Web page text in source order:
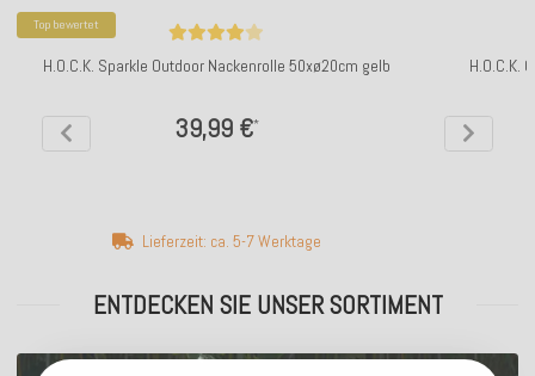
Top bewertet
H.O.C.K. Sparkle Outdoor Nackenrolle 50xø20cm gelb
39,99 €*
Lieferzeit: ca. 5-7 Werktage
H.O.C.K.
ENTDECKEN SIE UNSER SORTIMENT